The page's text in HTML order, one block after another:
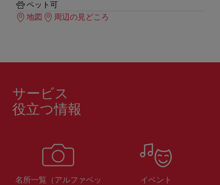
ペット可
地図
周辺の見どころ
サービス
役立つ情報
名所一覧（アルファベッ
イベント